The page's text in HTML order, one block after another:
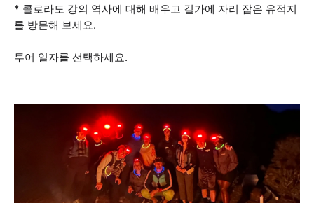
* 콜로라도 강의 역사에 대해 배우고 길가에 자리 잡은 유적지
를 방문해 보세요.
투어 일자를 선택하세요.